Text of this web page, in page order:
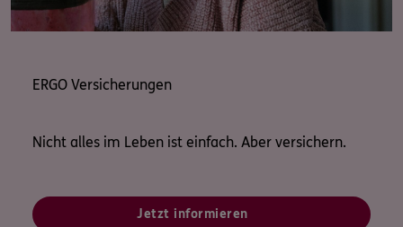
ERGO Versicherungen
Nicht alles im Leben ist einfach. Aber versichern.
Jetzt informieren